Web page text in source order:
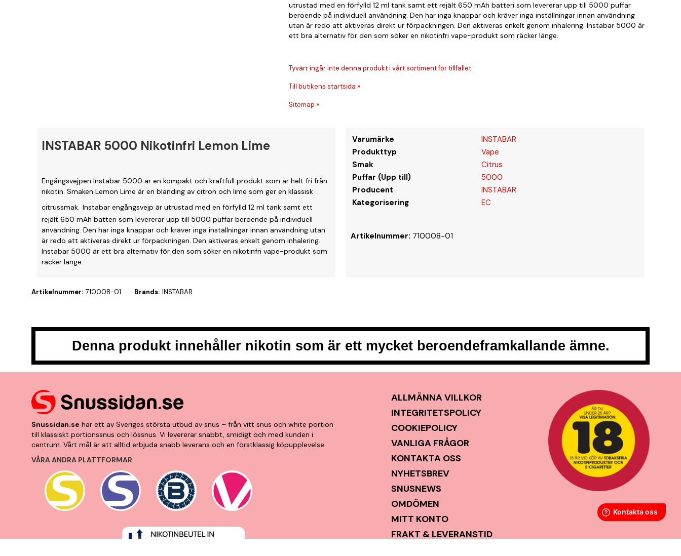
utrustad med en förfylld 12 ml tank samt ett rejält 650 mAh batteri som levererar upp till 5000 puffar
beroende på individuell användning. Den har inga knappar och kräver inga inställningar innan användning
utan är redo att aktiveras direkt ur förpackningen. Den aktiveras enkelt genom inhalering. Instabar 5000 är
ett bra alternativ för den som söker en nikotinfri vape-produkt som räcker länge.
Tyvärr ingår inte denna produkt i vårt sortiment för tillfället.
Till butikens startsida »
Sitemap »
INSTABAR 5000 Nikotinfri Lemon Lime
Engångsvejpen Instabar 5000 är en kompakt och kraftfull produkt som är helt fri från
nikotin. Smaken Lemon Lime är en blanding av citron och lime som ger en klassisk
citrussmak. Instabar engångsvejp är utrustad med en förfylld 12 ml tank samt ett
rejält 650 mAh batteri som levererar upp till 5000 puffar beroende på individuell
användning. Den har inga knappar och kräver inga inställningar innan användning utan
är redo att aktiveras direkt ur förpackningen. Den aktiveras enkelt genom inhalering.
Instabar 5000 är ett bra alternativ för den som söker en nikotinfri vape-produkt som
räcker länge.
Varumärke
INSTABAR
Produkttyp
Vape
Smak
Citrus
Puffar (Upp till)
5000
Producent
INSTABAR
Kategorisering
EC
Artikelnummer: 710008-01
Artikelnummer: 710008-01 Brands: INSTABAR
Denna produkt innehåller nikotin som är ett mycket beroendeframkallande ämne.
Snussidan.se har ett av Sveriges största utbud av snus – från vitt snus och white portion
till klassiskt portionssnus och lössnus. Vi levererar snabbt, smidigt och med kunden i
centrum. Vårt mål är att alltid erbjuda snabb leverans och en förstklassig köpupplevelse.
VÅRA ANDRA PLATTFORMAR
ALLMÄNNA VILLKOR
INTEGRITETSPOLICY
COOKIEPOLICY
VANLIGA FRÅGOR
KONTAKTA OSS
NYHETSBREV
SNUSNEWS
OMDÖMEN
MITT KONTO
FRAKT & LEVERANSTID